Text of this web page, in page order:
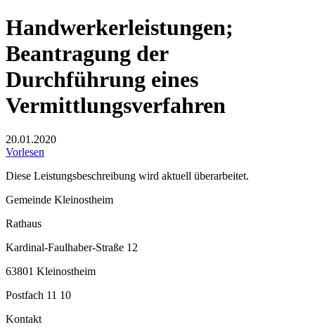
Handwerkerleistungen;
Beantragung der
Durchführung eines
Vermittlungsverfahren
20.01.2020
Vorlesen
Diese Leistungsbeschreibung wird aktuell überarbeitet.
Gemeinde Kleinostheim
Rathaus
Kardinal-Faulhaber-Straße 12
63801 Kleinostheim
Postfach 11 10
Kontakt